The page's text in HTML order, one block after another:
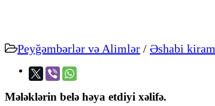
Peyğəmbərlər və Alimlər / Əshabi kiram
Mələklərin belə həya etdiyi xəlifə.